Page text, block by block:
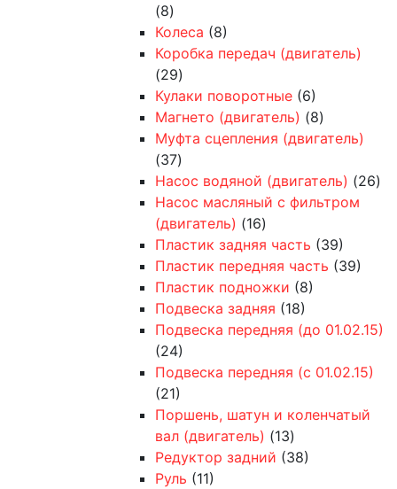
(8)
Колеса (8)
Коробка передач (двигатель)
(29)
Кулаки поворотные (6)
Магнето (двигатель) (8)
Муфта сцепления (двигатель)
(37)
Насос водяной (двигатель) (26)
Насос масляный с фильтром
(двигатель) (16)
Пластик задняя часть (39)
Пластик передняя часть (39)
Пластик подножки (8)
Подвеска задняя (18)
Подвеска передняя (до 01.02.15)
(24)
Подвеска передняя (с 01.02.15)
(21)
Поршень, шатун и коленчатый
вал (двигатель) (13)
Редуктор задний (38)
Руль (11)